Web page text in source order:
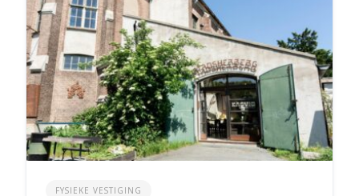
FYSIEKE VESTIGING